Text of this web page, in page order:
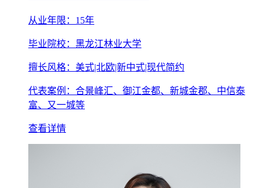
从业年限：15年
毕业院校：黑龙江林业大学
擅长风格：美式|北欧|新中式|现代简约
代表案例：合景峰汇、御江金都、新城金郡、中信泰
富、又一城等
查看详情